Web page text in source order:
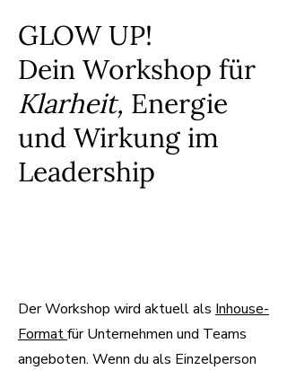
GLOW UP!
Dein Workshop für
Klarheit, Energie
und Wirkung im
Leadership
Der Workshop wird aktuell als Inhouse-
Formatfür Unternehmen und Teams
angeboten.​ Wenn du als Einzelperson